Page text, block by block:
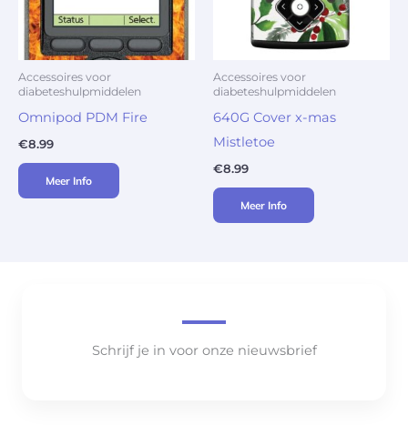
Accessoires voor
diabeteshulpmiddelen
Omnipod PDM Fire
€8.99
Meer Info
Accessoires voor
diabeteshulpmiddelen
640G Cover x-mas
Mistletoe
€8.99
Meer Info
Schrijf je in voor onze nieuwsbrief